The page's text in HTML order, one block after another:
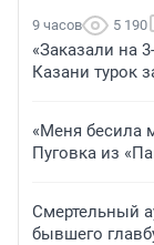
9 часов 5 190
«Заказали на
Казани турок
«Меня бесила
Пуговка из
Смертельный
бывшего